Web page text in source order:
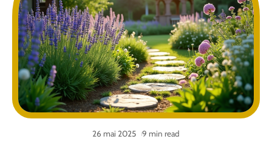
26 mai 2025 9 min read